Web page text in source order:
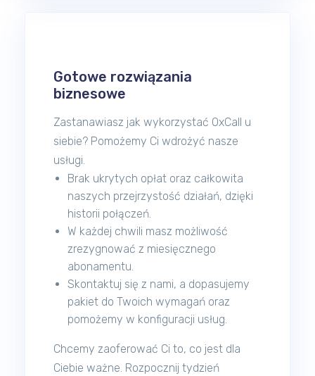
Gotowe rozwiązania
biznesowe
Zastanawiasz jak wykorzystać OxCall u
siebie? Pomożemy Ci wdrożyć nasze
usługi.
Brak ukrytych opłat oraz całkowita
naszych przejrzystość działań, dzięki
historii połączeń.
W każdej chwili masz możliwość
zrezygnować z miesięcznego
abonamentu.
Skontaktuj się z nami, a dopasujemy
pakiet do Twoich wymagań oraz
pomożemy w konfiguracji usług.
Chcemy zaoferować Ci to, co jest dla
Ciebie ważne. Rozpocznij tydzień